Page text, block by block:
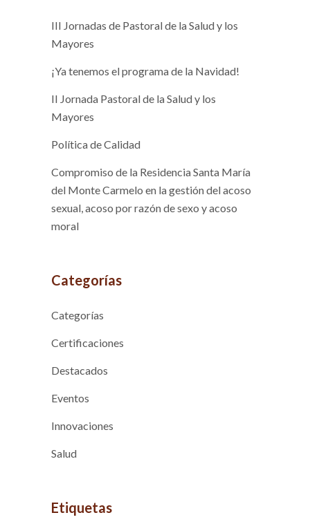
III Jornadas de Pastoral de la Salud y los
Mayores
¡Ya tenemos el programa de la Navidad!
II Jornada Pastoral de la Salud y los
Mayores
Política de Calidad
Compromiso de la Residencia Santa María
del Monte Carmelo en la gestión del acoso
sexual, acoso por razón de sexo y acoso
moral
Categorías
Categorías
Certificaciones
Destacados
Eventos
Innovaciones
Salud
Etiquetas